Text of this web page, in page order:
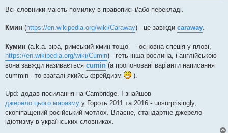
Всі словники мають помилку в правописі і/або перекладі.
Кмин (https://en.wikipedia.org/wiki/Caraway) - це завжди caraway.
Кумин (a.k.a. зіра, римський кмин тощо — основна спеція у плові,
https://en.wikipedia.org/wiki/Cumin) - геть інша рослина, і англійською
вона завжди називається cumin (а пропоновані варіанти написання
cummin - то взагалі якийсь фрейдизм
).
Upd: додав посилання на Cambridge. І знайшов
джерело цього маразму у Гороть 2011 та 2016 - unsurprisingly,
скопіпащений російський мотлох. Власне, стандартне джерело
ідіотизму в українських словниках.